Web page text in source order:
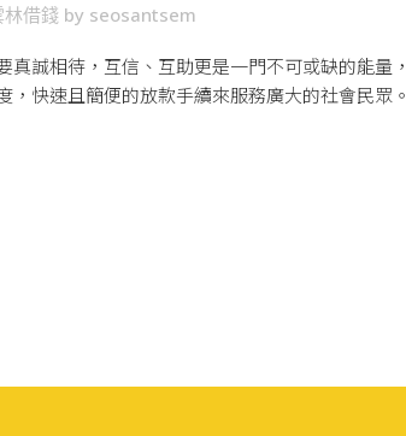
林借錢 by seosantsem
真誠相待，互信、互助更是一門不可或缺的能量，
，快速且簡便的放款手續來服務廣大的社會民眾。